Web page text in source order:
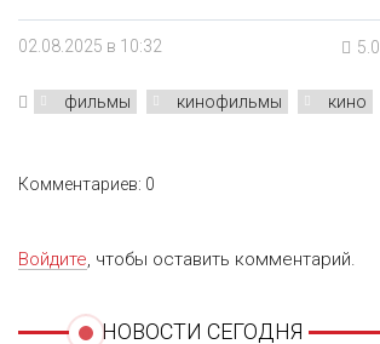
02.08.2025 в 10:32 5.0
фильмы кинофильмы кино
Комментариев: 0
Войдите, чтобы оставить комментарий.
НОВОСТИ СЕГОДНЯ